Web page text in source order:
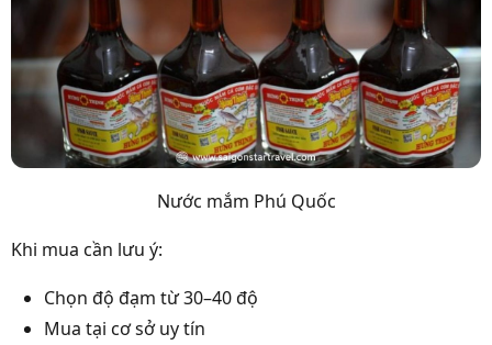
Nước mắm Phú Quốc
Khi mua cần lưu ý:
Chọn độ đạm từ 30–40 độ
Mua tại cơ sở uy tín